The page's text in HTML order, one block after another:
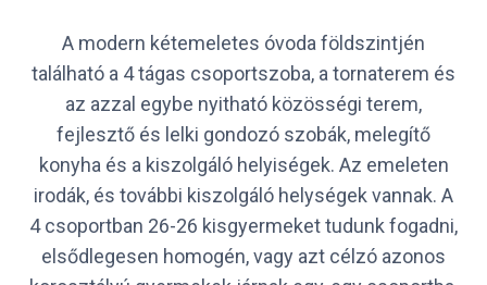
A modern kétemeletes óvoda földszintjén
található a 4 tágas csoportszoba, a tornaterem és
az azzal egybe nyitható közösségi terem,
fejlesztő és lelki gondozó szobák, melegítő
konyha és a kiszolgáló helyiségek. Az emeleten
irodák, és további kiszolgáló helységek vannak. A
4 csoportban 26-26 kisgyermeket tudunk fogadni,
elsődlegesen homogén, vagy azt célzó azonos